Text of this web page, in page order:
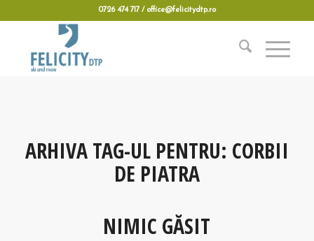
0726 474 717 / office@felicitydtp.ro
ARHIVA TAG-UL PENTRU: CORBII
DE PIATRA
NIMIC GĂSIT